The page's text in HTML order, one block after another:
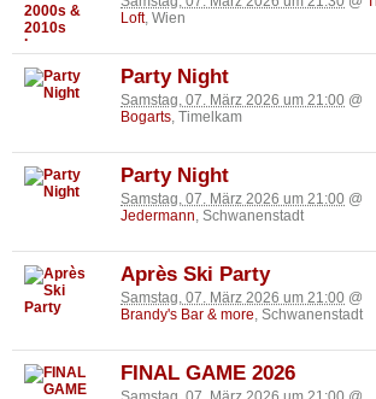
Loft, Wien
Party Night
Samstag, 07. März 2026 um 21:00 @
Bogarts , Timelkam
Party Night
Samstag, 07. März 2026 um 21:00 @
Jedermann , Schwanenstadt
Après Ski Party
Samstag, 07. März 2026 um 21:00 @
Brandy's Bar & more , Schwanenstadt
FINAL GAME 2026